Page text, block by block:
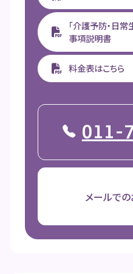
「介護予防・日
事項説明書
料金表はこちら
011-
メールで